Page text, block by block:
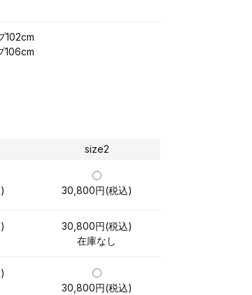
102cm
106cm
size2
30,800円(税込)
30,800円(税込)
在庫なし
30,800円(税込)